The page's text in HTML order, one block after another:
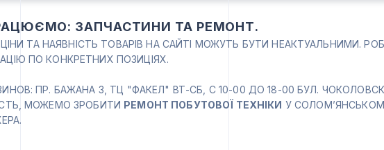
ЗАПЧАСТИНИ ТА РЕМОНТ.
ТА НАЯВНІСТЬ ТОВАРІВ НА САЙТІ МОЖУТЬ БУТИ НЕАКТУАЛЬНИМИ.
ПО КОНКРЕТНИХ ПОЗИЦІЯХ.
ПР. БАЖАНА 3, ТЦ "ФАКЕЛ" ВТ-СБ, С 10-00 ДО 18-00 БУЛ.
МОЖЕМО ЗРОБИТИ РЕМОНТ ПОБУТОВОЇ ТЕХНІКИ У